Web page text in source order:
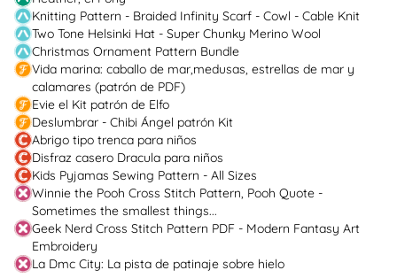
Knitting Pattern - Braided Infinity Scarf - Cowl - Cable Knit
Two Tone Helsinki Hat - Super Chunky Merino Wool
Christmas Ornament Pattern Bundle
Vida marina: caballo de mar,medusas, estrellas de mar y
calamares (patrón de PDF)
Evie el Kit patrón de Elfo
Deslumbrar - Chibi Ángel patrón Kit
Abrigo tipo trenca para niños
Disfraz casero Dracula para niños
Kids Pyjamas Sewing Pattern - All Sizes
Winnie the Pooh Cross Stitch Pattern, Pooh Quote -
Sometimes the smallest things...
Geek Nerd Cross Stitch Pattern PDF - Modern Fantasy Art
Embroidery
La Dmc City: La pista de patinaje sobre hielo